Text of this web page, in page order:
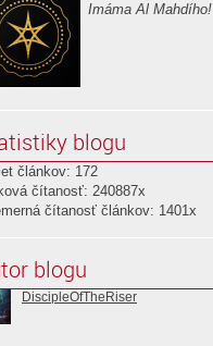
Imáma Al Mahdího!
blogu
článkov: 172
čítanosť: 240887x
čítanosť článkov: 1401x
blogu
DiscipleOfTheRiser